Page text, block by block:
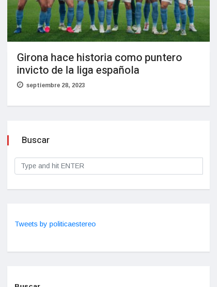
Girona hace historia como puntero
invicto de la liga española
septiembre 28, 2023
Buscar
Tweets by politicaestereo